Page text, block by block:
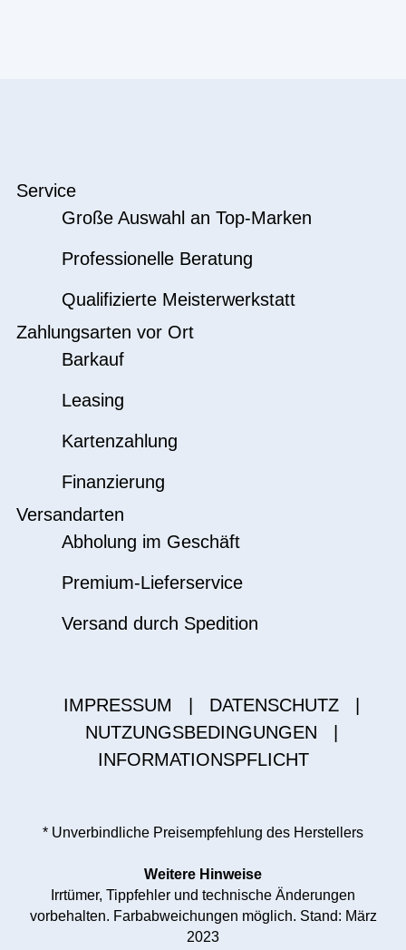
Service
Große Auswahl an Top-Marken
Professionelle Beratung
Qualifizierte Meisterwerkstatt
Zahlungsarten vor Ort
Barkauf
Leasing
Kartenzahlung
Finanzierung
Versandarten
Abholung im Geschäft
Premium-Lieferservice
Versand durch Spedition
IMPRESSUM DATENSCHUTZ
NUTZUNGSBEDINGUNGEN
INFORMATIONSPFLICHT
* Unverbindliche Preisempfehlung des Herstellers
Weitere Hinweise
Irrtümer, Tippfehler und technische Änderungen
vorbehalten. Farbabweichungen möglich. Stand: März
2023